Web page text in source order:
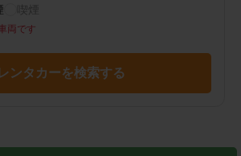
喫煙
両です
レンタカーを検索する